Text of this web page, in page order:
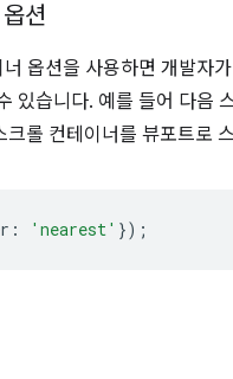
션
너 옵션을 사용하면 개발자
있습니다. 예를 들어 다음
롤 컨테이너를 뷰포트로
: 'nearest' });